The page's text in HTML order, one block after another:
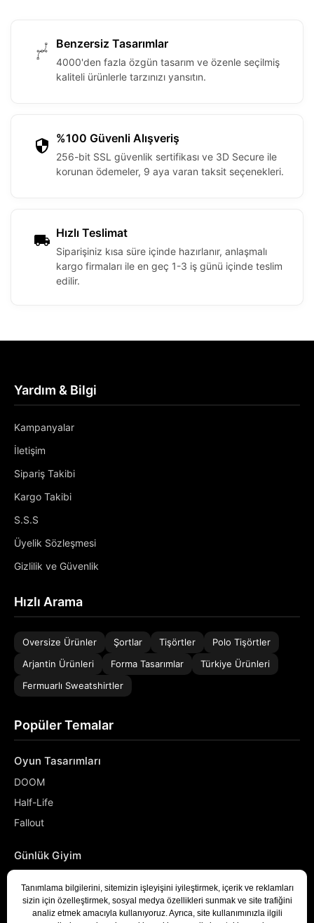
Benzersiz Tasarımlar
4000'den fazla özgün tasarım ve özenle seçilmiş
kaliteli ürünlerle tarzınızı yansıtın.
%100 Güvenli Alışveriş
256-bit SSL güvenlik sertifikası ve 3D Secure ile
korunan ödemeler, 9 aya varan taksit seçenekleri.
Hızlı Teslimat
Siparişiniz kısa süre içinde hazırlanır, anlaşmalı
kargo firmaları ile en geç 1-3 iş günü içinde teslim
edilir.
Yardım & Bilgi
Kampanyalar
İletişim
Sipariş Takibi
Kargo Takibi
S.S.S
Üyelik Sözleşmesi
Gizlilik ve Güvenlik
Hızlı Arama
Oversize Ürünler Şortlar Tişörtler
Polo Tişörtler
Arjantin Ürünleri
Forma Tasarımlar
Türkiye Ürünleri
Fermuarlı Sweatshirtler
Popüler Temalar
Oyun Tasarımları
DOOM
Half-Life
Fallout
Günlük Giyim
Denizci
Developer